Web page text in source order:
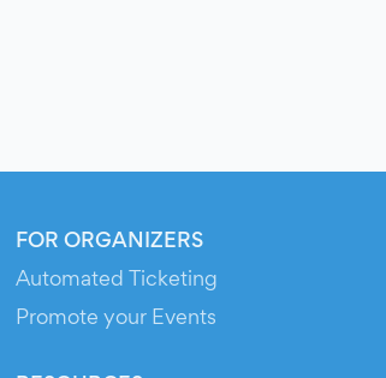
FOR ORGANIZERS
Automated Ticketing
Promote your Events